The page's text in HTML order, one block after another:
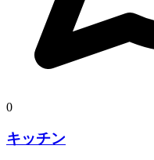
0
キッチン